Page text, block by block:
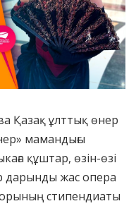
Қазақ ұлттық өнер
мамандығы
құштар, өзін-өзі
дарынды жас опера
стипендиаты